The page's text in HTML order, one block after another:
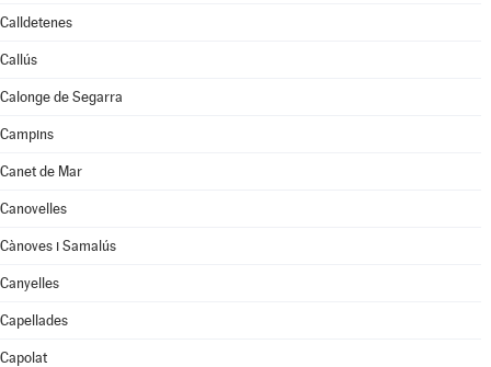
Calldetenes
Callús
Calonge de Segarra
Campins
Canet de Mar
Canovelles
Cànoves i Samalús
Canyelles
Capellades
Capolat